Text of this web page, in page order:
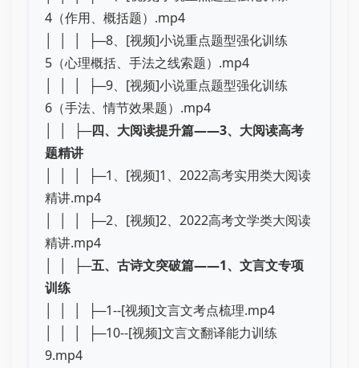
4（作用、概括题）.mp4
│ │ │ ├─8、[视频]小说重点题型强化训练
5（心理概括、手法之线索题）.mp4
│ │ │ ├─9、[视频]小说重点题型强化训练
6（手法、情节效果题）.mp4
│ │ ├─四、大阅读提升篇——3、大阅读高考
题精讲
│ │ │ ├─1、[视频]1、2022高考实用类大阅读
精讲.mp4
│ │ │ ├─2、[视频]2、2022高考文学类大阅读
精讲.mp4
│ │ ├─五、古诗文突破篇——1、文言文专项
训练
│ │ │ ├─1--[视频]文言文考点梳理.mp4
│ │ │ ├─10--[视频]文言文翻译能力训练
9.mp4